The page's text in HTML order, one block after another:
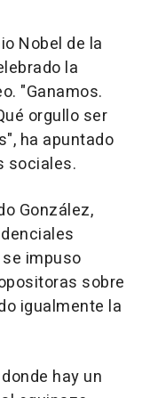
Nobel de la
la
"Ganamos.
orgullo ser
ha apuntado
sociales.
González,
impuso
sobre
igualmente la
hay un